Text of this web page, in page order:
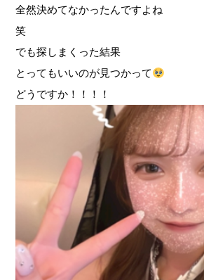
全然決めてなかったんですよね
笑
でも探しまくった結果
とってもいいのが見つかって
どうですか！！！！